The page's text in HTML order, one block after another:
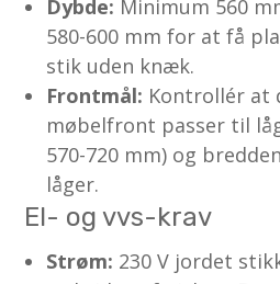
Dybde: Minimum 560
580-600 mm for at få
stik uden knæk.
Frontmål: Kontrollér at
møbelfront passer til
570-720 mm) og
låger.
El- og vvs-krav
Strøm: 230 V jordet